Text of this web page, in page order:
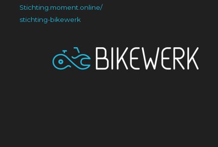
Stichting.moment.online/
stichting-bikewerk